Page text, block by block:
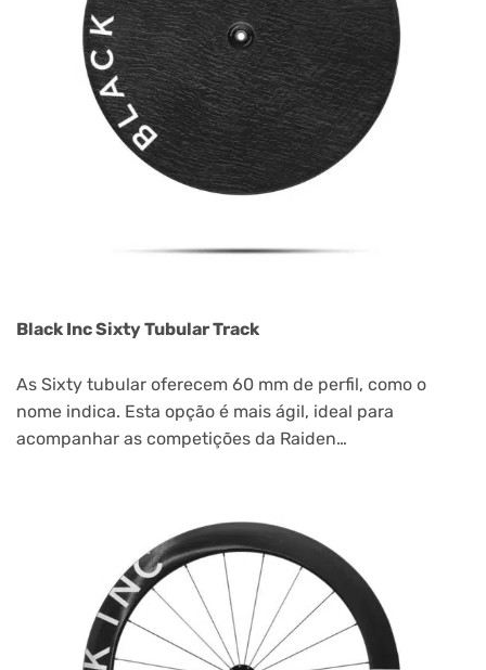
Black Inc Sixty Tubular Track
As Sixty tubular oferecem 60 mm de perfil, como o
nome indica. Esta opção é mais ágil, ideal para
acompanhar as competições da Raiden…